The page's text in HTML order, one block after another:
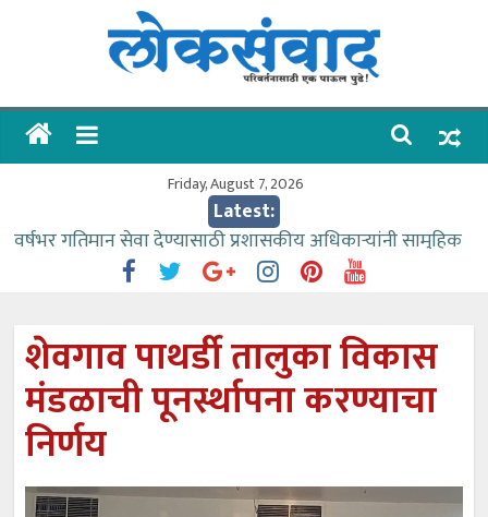
लोकसंवाद
ताज्या
Friday, August 7, 2026
Latest:
वर्षभर गतिमान सेवा देण्यासाठी प्रशासकीय अधिकाऱ्यांनी सामुहिक
प्रयत्न करावे – आमदार काळे
काळे
आत्मामालिक गुरूकूलाचे २२८ विद्यार्थी शिष्यवृत्तीस पात्र
ईच्छा आणि मेहनतीच्या बळावर यश मिळवता येते – शिवप्रसाद
पंडोरे
आमदार आशुतोष काळे यांचा वाढदिवस विविध सामाजिक
उपक्रमांनी साजरा
शेवगाव पाथर्डी तालुका विकास
मंडळाची पूनर्स्थापना करण्याचा
निर्णय